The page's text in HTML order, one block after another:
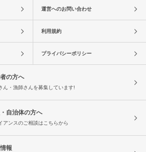
運営へのお問い合わせ
利用規約
プライバシーポリシー
の方へ
ん・漁師さんを募集しています!
自治体の方へ
アンスのご相談はこちらから
報